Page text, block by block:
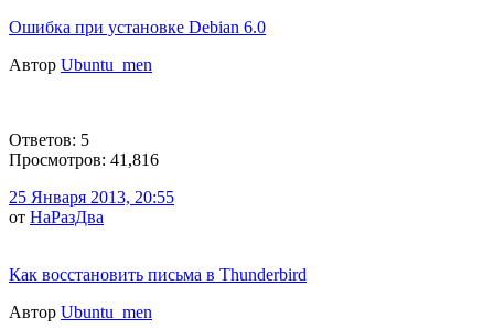
Ошибка при установке Debian 6.0
Автор Ubuntu_men
Ответов: 5
Просмотров: 41,816
25 Января 2013, 20:55
от НаРазДва
Как восстановить письма в Thunderbird
Автор Ubuntu_men